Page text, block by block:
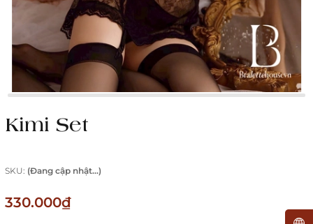
Kimi Set
SKU: (Đang cập nhật...)
330.000₫